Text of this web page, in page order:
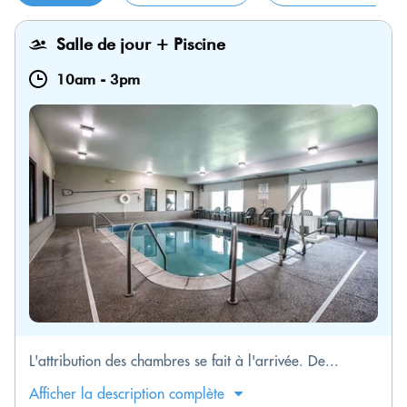
Salle de jour + Piscine
10am - 3pm
L'attribution des chambres se fait à l'arrivée. De...
Afficher la description complète